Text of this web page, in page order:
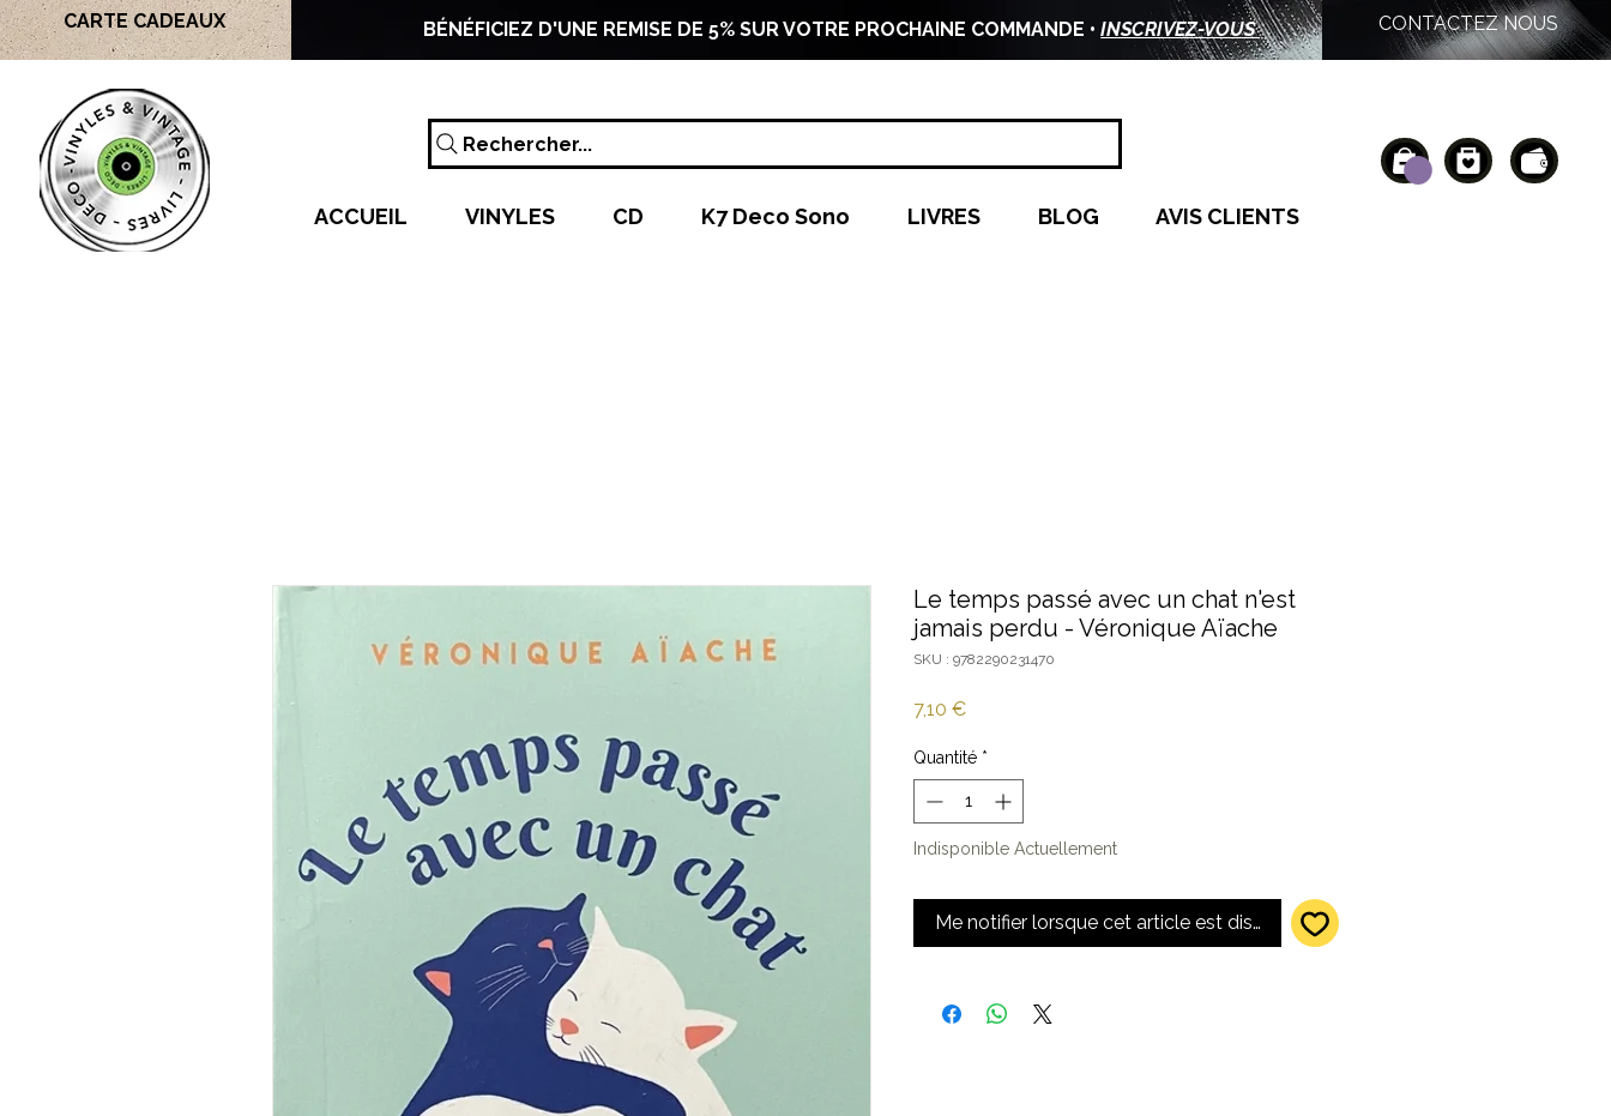
CARTE CADEAUX BÉNÉFICIEZ D'UNE REMISE DE 5% SUR VOTRE PROCHAINE COMMANDE •INSCRIVEZ-VOUS CONTACTEZ NOUS
Rechercher...
ACCUEIL VINYLES CD K7 Deco Sono LIVRES BLOG AVIS CLIENTS
Le temps passé avec un chat n'est
jamais perdu - Véronique Aïache
SKU : 9782290231470
7,10 €Prix
Quantité *
Indisponible Actuellement
Me notifier lorsque cet article est disponible